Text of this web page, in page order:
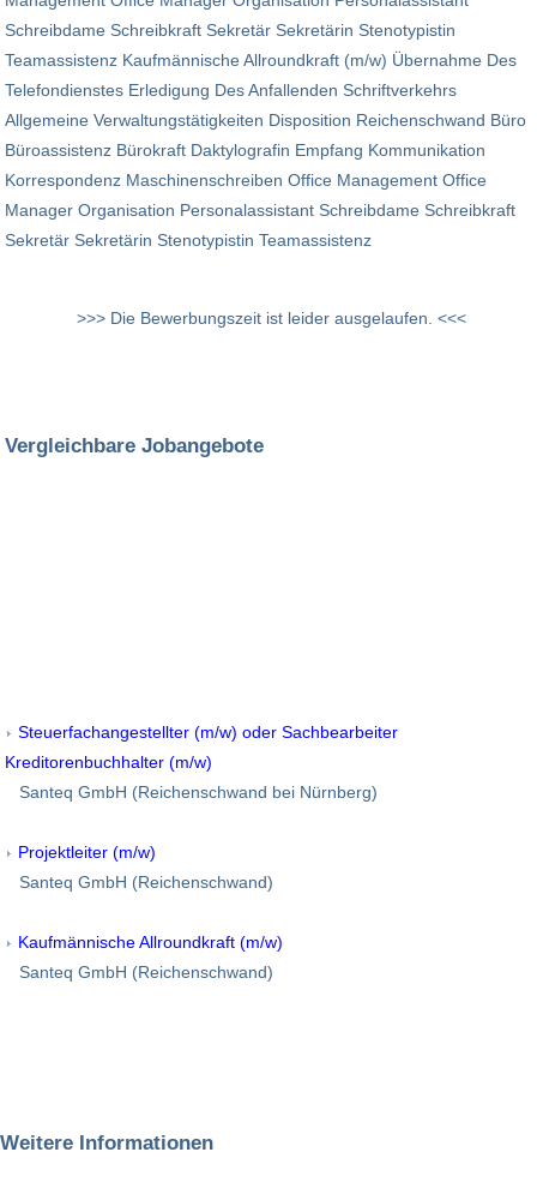
Schreibdame Schreibkraft Sekretär Sekretärin Stenotypistin
Teamassistenz Kaufmännische Allroundkraft (m/w) Übernahme Des
Telefondienstes Erledigung Des Anfallenden Schriftverkehrs
Allgemeine Verwaltungstätigkeiten Disposition Reichenschwand Büro
Büroassistenz Bürokraft Daktylografin Empfang Kommunikation
Korrespondenz Maschinenschreiben Office Management Office
Manager Organisation Personalassistant Schreibdame Schreibkraft
Sekretär Sekretärin Stenotypistin Teamassistenz
>>> Die Bewerbungszeit ist leider ausgelaufen. <<<
Vergleichbare Jobangebote
Steuerfachangestellter (m/w) oder Sachbearbeiter
Kreditorenbuchhalter (m/w)
Santeq GmbH (Reichenschwand bei Nürnberg)
Projektleiter (m/w)
Santeq GmbH (Reichenschwand)
Kaufmännische Allroundkraft (m/w)
Santeq GmbH (Reichenschwand)
Weitere Informationen